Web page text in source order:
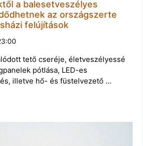
a balesetveszélyes
az országszerte
felújítások
tető cseréje, életveszélyessé
pótlása, LED-es
illetve hő- és füstelvezető …